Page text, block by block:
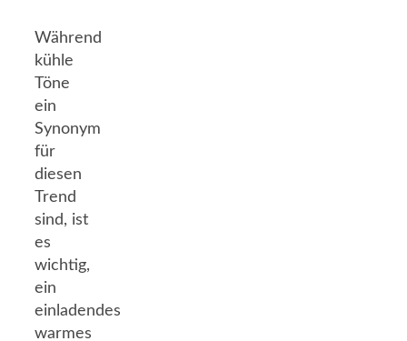
Während
kühle
Töne
ein
Synonym
für
diesen
Trend
sind, ist
es
wichtig,
ein
einladendes
warmes